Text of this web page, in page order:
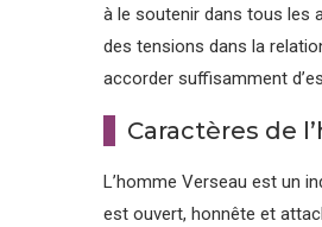
à le soutenir dans tous les
des tensions dans la
accorder suffisamment
Caractères de
L’homme Verseau est un
est ouvert, honnête et